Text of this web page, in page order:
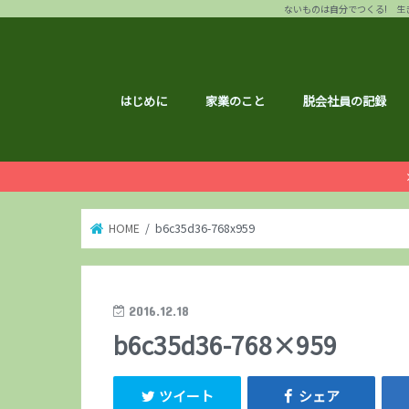
ないものは自分でつくる! 生
はじめに 家業のこと 脱会社員の記録
HOME b6c35d36-768x959
2016.12.18
b6c35d36-768×959
ツイート シェア